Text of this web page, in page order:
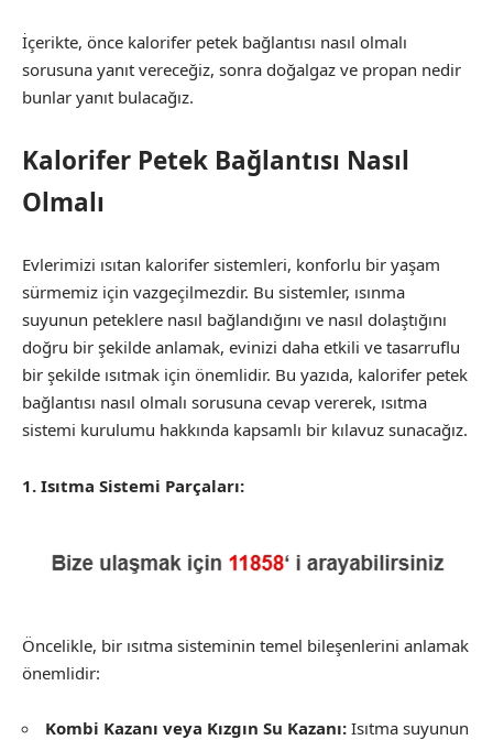
İçerikte, önce kalorifer petek bağlantısı nasıl olmalı
sorusuna yanıt vereceğiz, sonra doğalgaz ve propan nedir
bunlar yanıt bulacağız.
Kalorifer Petek Bağlantısı Nasıl
Olmalı
Evlerimizi ısıtan kalorifer sistemleri, konforlu bir yaşam
sürmemiz için vazgeçilmezdir. Bu sistemler, ısınma
suyunun peteklere nasıl bağlandığını ve nasıl dolaştığını
doğru bir şekilde anlamak, evinizi daha etkili ve tasarruflu
bir şekilde ısıtmak için önemlidir. Bu yazıda, kalorifer petek
bağlantısı nasıl olmalı sorusuna cevap vererek, ısıtma
sistemi kurulumu hakkında kapsamlı bir kılavuz sunacağız.
1. Isıtma Sistemi Parçaları:
Öncelikle, bir ısıtma sisteminin temel bileşenlerini anlamak
önemlidir:
Kombi Kazanı veya Kızgın Su Kazanı: Isıtma suyunun